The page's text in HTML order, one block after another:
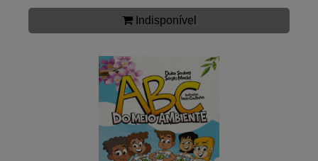
Indisponível